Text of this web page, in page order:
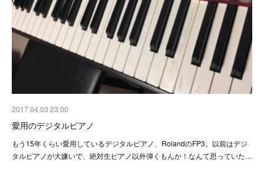
2017.04.03 23:00
愛用のデジタルピアノ
もう15年くらい愛用しているデジタルピアノ、RolandのFP3。以前はデジ
タルピアノが大嫌いで、絶対生ピアノ以外弾くもんか！なんて思っていた…